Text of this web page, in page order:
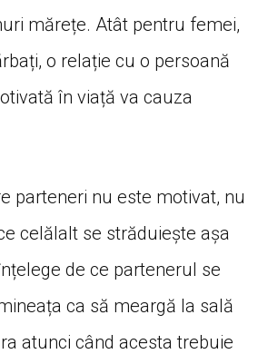
mărețe. Atât pentru femei,
o relație cu o persoană
în viață va cauza
parteneri nu este motivat, nu
celălalt se străduiește așa
de ce partenerul se
ca să meargă la sală
atunci când acesta trebuie